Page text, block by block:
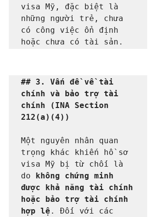
visa Mỹ, đặc biệt là
những người trẻ, chưa
có công việc ổn định
## 3. Vấn đề về tài
chính và bảo trợ tài
chính (INA Section
212(a)(4))
Một nguyên nhân quan
trọng khác khiến hồ sơ
visa Mỹ bị từ chối là
do không chứng minh
được khả năng tài chính
hoặc bảo trợ tài chính
hợp lệ . Đối với các